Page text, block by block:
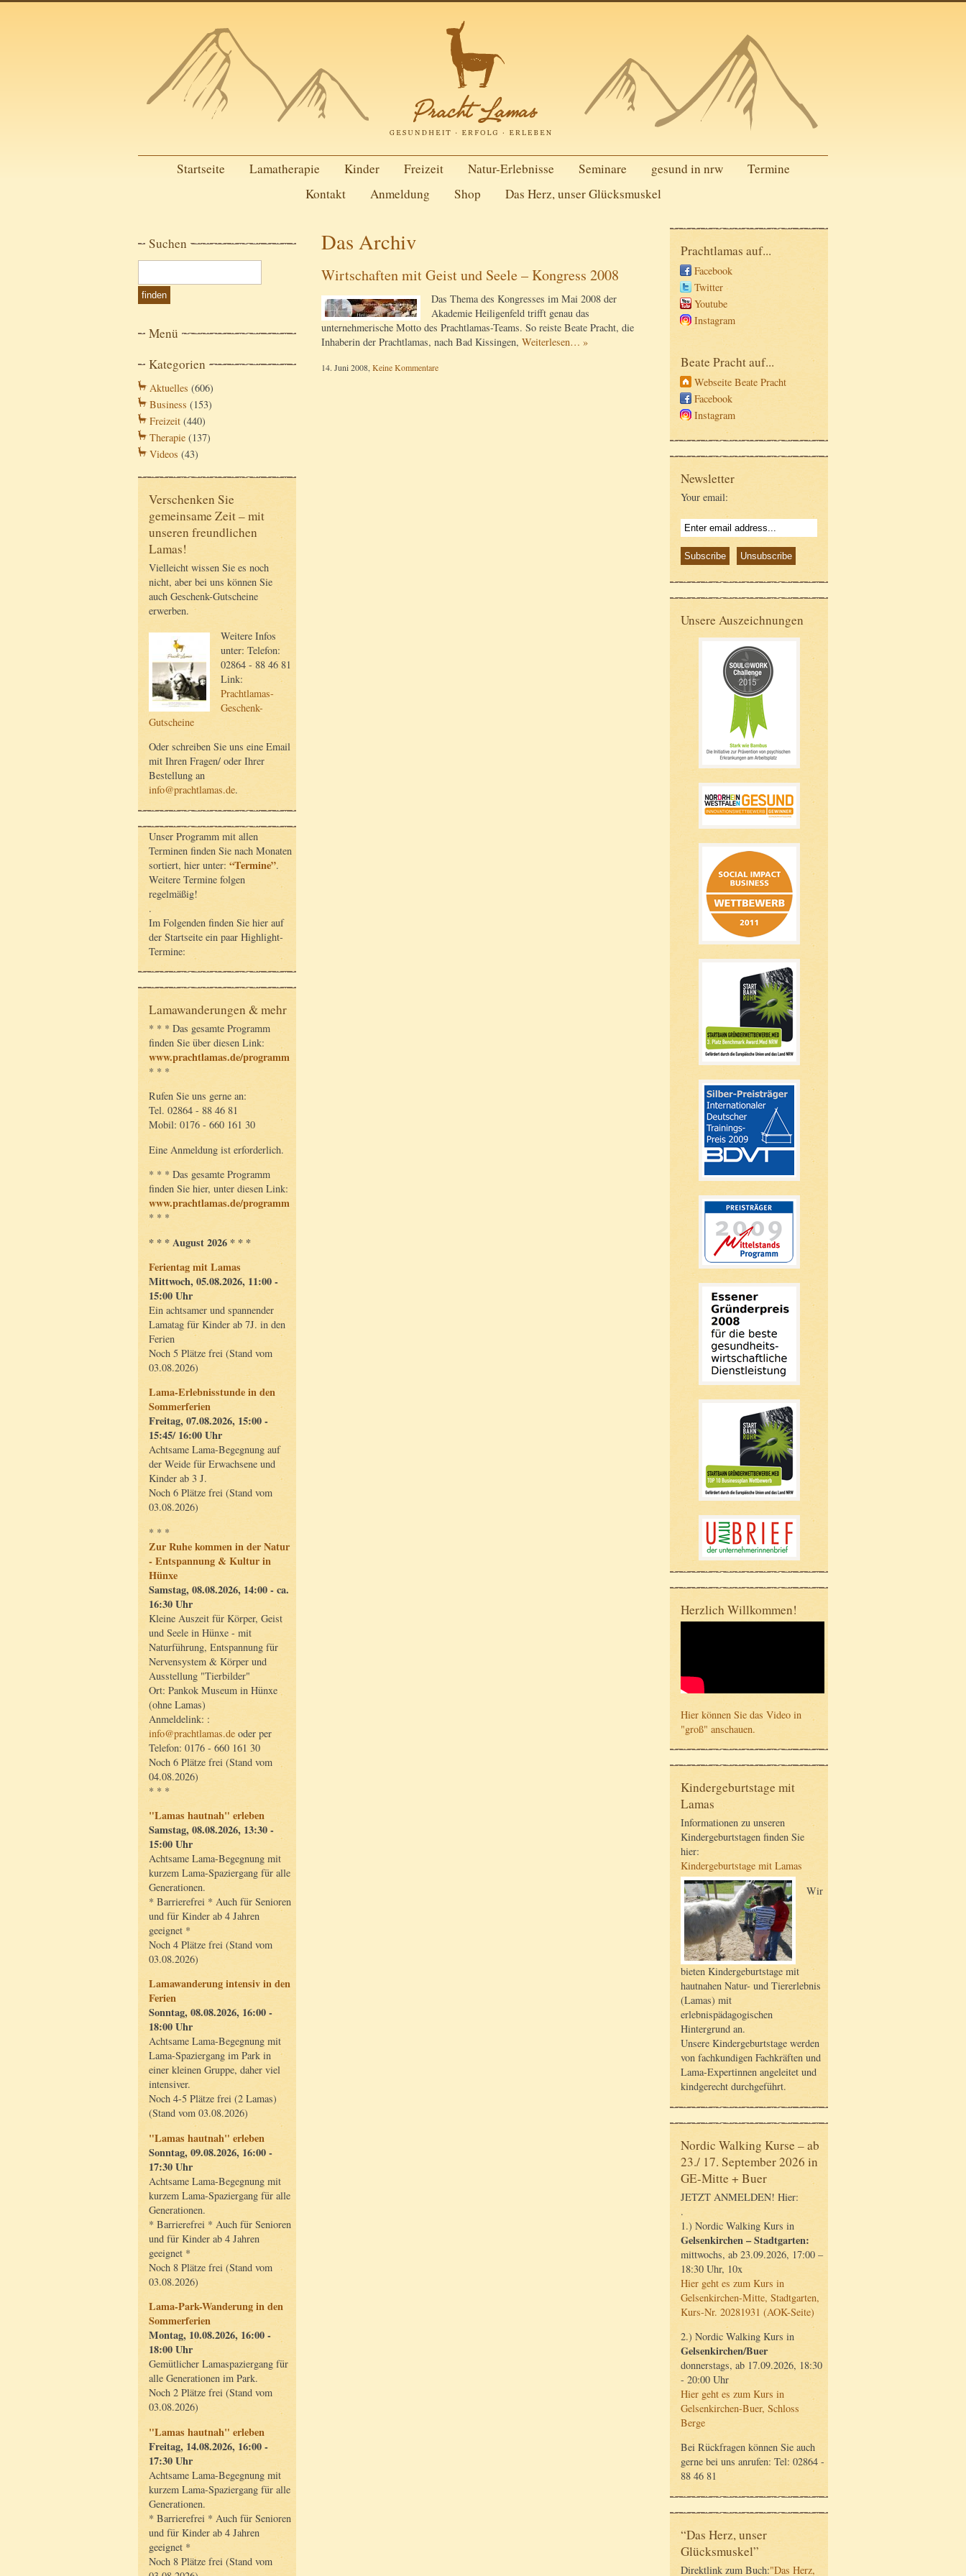
Startseite Lamatherapie Kinder Freizeit Natur-Erlebnisse Seminare gesund in nrw
Termine
Kontakt
Anmeldung Shop Das Herz, unser Glücksmuskel
Suchen
Menü
Kategorien
Aktuelles (606)
Business (153)
Freizeit (440)
Therapie (137)
Videos (43)
Verschenken Sie
gemeinsame Zeit – mit
unseren freundlichen
Lamas!
Vielleicht wissen Sie es noch
nicht, aber bei uns können Sie
auch Geschenk-Gutscheine
erwerben.
Weitere Infos
unter: Telefon:
02864 - 88 46 81
Link:
Prachtlamas-
Geschenk-
Gutscheine
Oder schreiben Sie uns eine Email
mit Ihren Fragen/ oder Ihrer
Bestellung an
info@prachtlamas.de.
Unser Programm mit allen
Terminen finden Sie nach Monaten
sortiert, hier unter: “Termine”.
Weitere Termine folgen
regelmäßig!
.
Im Folgenden finden Sie hier auf
der Startseite ein paar Highlight-
Termine:
Lamawanderungen & mehr
* * * Das gesamte Programm
finden Sie über diesen Link:
www.prachtlamas.de/programm
* * *
Rufen Sie uns gerne an:
Tel. 02864 - 88 46 81
Mobil: 0176 - 660 161 30
Eine Anmeldung ist erforderlich.
* * * Das gesamte Programm
finden Sie hier, unter diesen Link:
www.prachtlamas.de/programm
* * *
* * * August 2026 * * *
Ferientag mit Lamas
Mittwoch, 05.08.2026, 11:00 -
15:00 Uhr
Ein achtsamer und spannender
Lamatag für Kinder ab 7J. in den
Ferien
Noch 5 Plätze frei (Stand vom
03.08.2026)
Lama-Erlebnisstunde in den
Sommerferien
Freitag, 07.08.2026, 15:00 -
15:45/ 16:00 Uhr
Achtsame Lama-Begegnung auf
der Weide für Erwachsene und
Kinder ab 3 J.
Noch 6 Plätze frei (Stand vom
03.08.2026)
* * *
Zur Ruhe kommen in der Natur
- Entspannung & Kultur in
Hünxe
Samstag, 08.08.2026, 14:00 - ca.
16:30 Uhr
Kleine Auszeit für Körper, Geist
und Seele in Hünxe - mit
Naturführung, Entspannung für
Nervensystem & Körper und
Ausstellung "Tierbilder"
Ort: Pankok Museum in Hünxe
(ohne Lamas)
Anmeldelink: :
info@prachtlamas.de oder per
Telefon: 0176 - 660 161 30
Noch 6 Plätze frei (Stand vom
04.08.2026)
* * *
"Lamas hautnah" erleben
Samstag, 08.08.2026, 13:30 -
15:00 Uhr
Achtsame Lama-Begegnung mit
kurzem Lama-Spaziergang für alle
Generationen.
* Barrierefrei * Auch für Senioren
und für Kinder ab 4 Jahren
geeignet *
Noch 4 Plätze frei (Stand vom
03.08.2026)
Lamawanderung intensiv in den
Ferien
Sonntag, 08.08.2026, 16:00 -
18:00 Uhr
Achtsame Lama-Begegnung mit
Lama-Spaziergang im Park in
einer kleinen Gruppe, daher viel
intensiver.
Noch 4-5 Plätze frei (2 Lamas)
(Stand vom 03.08.2026)
"Lamas hautnah" erleben
Sonntag, 09.08.2026, 16:00 -
17:30 Uhr
Achtsame Lama-Begegnung mit
kurzem Lama-Spaziergang für alle
Generationen.
* Barrierefrei * Auch für Senioren
und für Kinder ab 4 Jahren
geeignet *
Noch 8 Plätze frei (Stand vom
03.08.2026)
Lama-Park-Wanderung in den
Sommerferien
Montag, 10.08.2026, 16:00 -
18:00 Uhr
Gemütlicher Lamaspaziergang für
alle Generationen im Park.
Noch 2 Plätze frei (Stand vom
03.08.2026)
"Lamas hautnah" erleben
Freitag, 14.08.2026, 16:00 -
17:30 Uhr
Achtsame Lama-Begegnung mit
kurzem Lama-Spaziergang für alle
Generationen.
* Barrierefrei * Auch für Senioren
und für Kinder ab 4 Jahren
geeignet *
Noch 8 Plätze frei (Stand vom
Prachtlamas auf...
Facebook
Twitter
Youtube
Instagram
Beate Pracht auf...
Webseite Beate Pracht
Facebook
Instagram
Newsletter
Your email:
Unsere Auszeichnungen
Herzlich Willkommen!
Hier können Sie das Video in
"groß" anschauen.
Kindergeburtstage mit
Lamas
Informationen zu unseren
Kindergeburtstagen finden Sie
hier:
Kindergeburtstage mit Lamas
Wir
bieten Kindergeburtstage mit
hautnahen Natur- und Tiererlebnis
(Lamas) mit
erlebnispädagogischen
Hintergrund an.
Unsere Kindergeburtstage werden
von fachkundigen Fachkräften und
Lama-Expertinnen angeleitet und
kindgerecht durchgeführt.
Nordic Walking Kurse – ab
23./ 17. September 2026 in
GE-Mitte + Buer
JETZT ANMELDEN! Hier:
.
1.) Nordic Walking Kurs in
Gelsenkirchen – Stadtgarten:
mittwochs, ab 23.09.2026, 17:00 –
18:30 Uhr, 10x
Hier geht es zum Kurs in
Gelsenkirchen-Mitte, Stadtgarten,
Kurs-Nr. 20281931 (AOK-Seite)
2.) Nordic Walking Kurs in
Gelsenkirchen/Buer
donnerstags, ab 17.09.2026, 18:30
- 20:00 Uhr
Hier geht es zum Kurs in
Gelsenkirchen-Buer, Schloss
Berge
Bei Rückfragen können Sie auch
gerne bei uns anrufen: Tel: 02864 -
88 46 81
“Das Herz, unser
Glücksmuskel”
Direktlink zum Buch:"Das Herz,
Das Archiv
Wirtschaften mit Geist und Seele – Kongress 2008
Das Thema des Kongresses im Mai 2008 der
Akademie Heiligenfeld trifft genau das
unternehmerische Motto des Prachtlamas-Teams. So reiste Beate Pracht, die
Inhaberin der Prachtlamas, nach Bad Kissingen, Weiterlesen… »
14. Juni 2008, Keine Kommentare